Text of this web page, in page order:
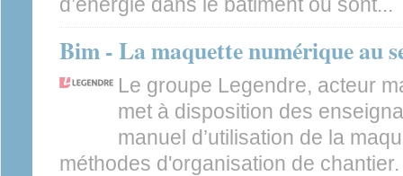
Bim - La maquette numérique au
Le groupe Legendre, acteur
met à disposition des
manuel d’utilisation de la
méthodes d'organisation de chantier.